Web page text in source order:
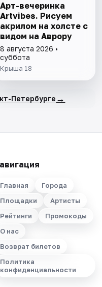
Арт-вечеринка
Artvibes. Рисуем
акрилом на холсте с
видом на Аврору
8 августа 2026 •
суббота
Крыша 18
Петербурге →
Главная
Города
Площадки
Артисты
Рейтинги
Промокоды
О нас
Возврат билетов
Политика
конфиденциальности